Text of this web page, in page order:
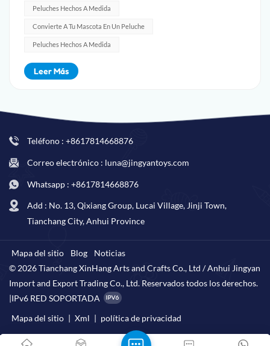
Peluches Hechos A Medida
Convierte A Tu Mascota En Un Peluche
Peluches Hechos A Medida
Leer Más
Teléfono : +8617814668876
Correo electrónico : luna@jingyantoys.com
Whatsapp : +8617814668876
Add : No. 13, Qixiang Group, Lucai Village, Jinji Town,
Tianchang City, Anhui Province
Mapa del sitio Blog
Noticias
© 2026 Tianchang XinHang Arts and Crafts Co., Ltd / Anhui Jingyan
Import and Export Trading Co., Ltd. Reservados todos los derechos.
|IPv6 RED SOPORTADA
Mapa del sitio | Xml | política de privacidad